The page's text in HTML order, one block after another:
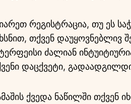
რეგისტრაცია, თუ ეს
თქვენ დაუყოვნებლივ
ძალიან
დაცქვეტი,
ქვედა ნაწილში თქვენ